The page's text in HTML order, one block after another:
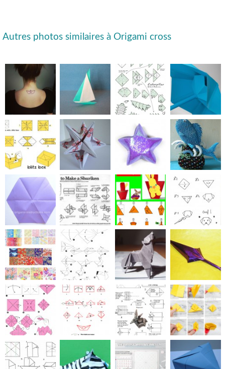
Autres photos similaires à Origami cross